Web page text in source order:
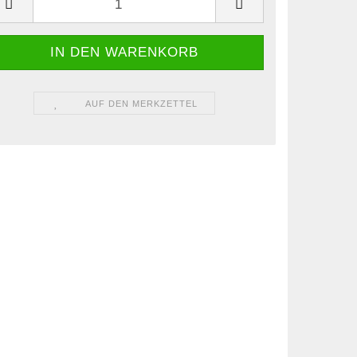
AUF DEN MERKZETTEL